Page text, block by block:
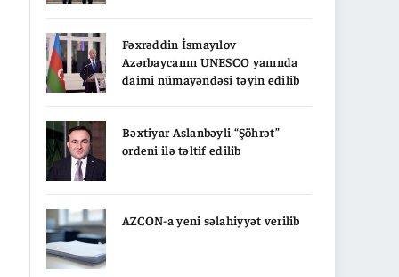
Fəxrəddin İsmayılov
Azərbaycanın UNESCO yanında
daimi nümayəndəsi təyin edilib
Bəxtiyar Aslanbəyli “Şöhrət”
ordeni ilə təltif edilib
AZCON-a yeni səlahiyyət verilib